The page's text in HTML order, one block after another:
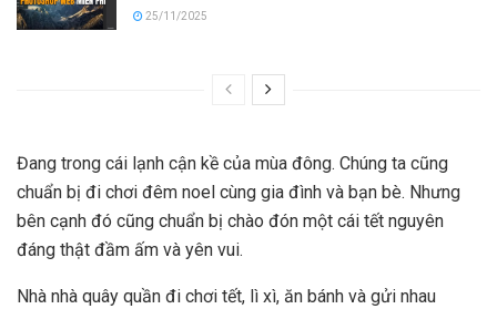
25/11/2025
Đang trong cái lạnh cận kề của mùa đông. Chúng ta cũng
chuẩn bị đi chơi đêm noel cùng gia đình và bạn bè. Nhưng
bên cạnh đó cũng chuẩn bị chào đón một cái tết nguyên
đáng thật đầm ấm và yên vui.
Nhà nhà quây quần đi chơi tết, lì xì, ăn bánh và gửi nhau